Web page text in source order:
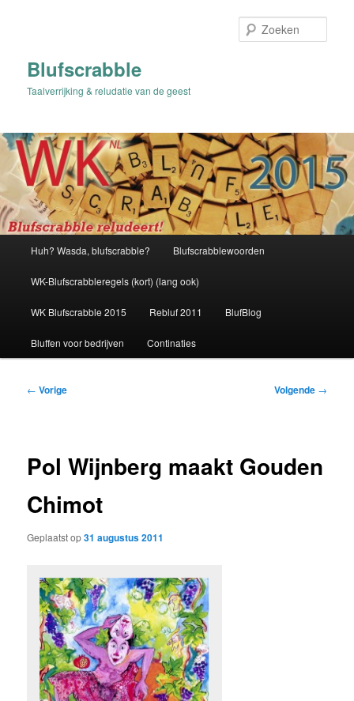
inhoudBlufscrabble
Taalverrijking & reludatie van de geest
Huh? Wasda, blufscrabble? Blufscrabblewoorden
WK-Blufscrabbleregels (kort) (lang ook)
WK Blufscrabble 2015 Rebluf 2011 BlufBlog
Bluffen voor bedrijven Continaties
Bericht
← Vorige Volgende →
Pol Wijnberg maakt Gouden
Chimot
Geplaatst op31 augustus 2011